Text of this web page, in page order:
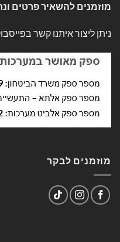
מוזמנים להשאיר פרטים
ניתן ליצור איתנו קשר
מוזמנים לבקר